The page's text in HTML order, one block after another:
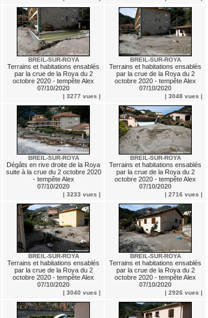
BREIL-SUR-ROYA
Terrains et habitations ensablés
par la crue de la Roya du 2
octobre 2020 - tempête Alex
07/10/2020
| 3277 vues |
BREIL-SUR-ROYA
Terrains et habitations ensablés
par la crue de la Roya du 2
octobre 2020 - tempête Alex
07/10/2020
| 3048 vues |
BREIL-SUR-ROYA
Dégâts en rive droite de la Roya
suite à la crue du 2 octobre 2020
- tempête Alex
07/10/2020
| 3233 vues |
BREIL-SUR-ROYA
Terrains et habitations ensablés
par la crue de la Roya du 2
octobre 2020 - tempête Alex
07/10/2020
| 2716 vues |
BREIL-SUR-ROYA
Terrains et habitations ensablés
par la crue de la Roya du 2
octobre 2020 - tempête Alex
07/10/2020
| 3040 vues |
BREIL-SUR-ROYA
Terrains et habitations ensablés
par la crue de la Roya du 2
octobre 2020 - tempête Alex
07/10/2020
| 2926 vues |